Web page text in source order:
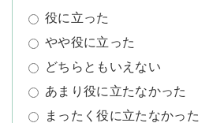
役に立った
やや役に立った
どちらともいえない
あまり役に立たなかった
まったく役に立たなかった